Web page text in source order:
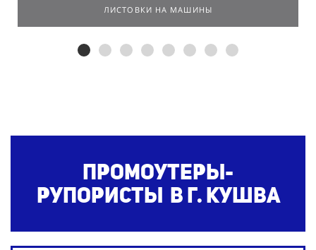
ЛИСТОВКИ НА МАШИНЫ
Промоутеры-
рупористы в г. Кушва